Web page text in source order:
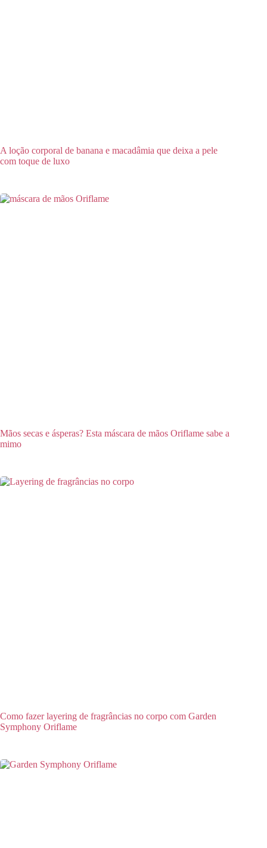
A loção corporal de banana e macadâmia que deixa a pele
com toque de luxo
Mãos secas e ásperas? Esta máscara de mãos Oriflame sabe a
mimo
Como fazer layering de fragrâncias no corpo com Garden
Symphony Oriflame